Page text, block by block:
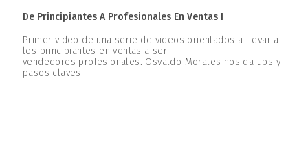
De Principiantes A Profesionales En Ventas I
Primer video de una serie de videos orientados a llevar a
los principiantes en ventas a ser
vendedores profesionales. Osvaldo Morales nos da tips y
pasos claves